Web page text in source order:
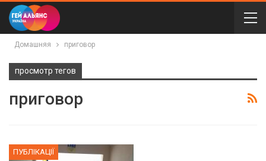
Домашняя приговор
просмотр тегов
приговор
ПУБЛІКАЦІЇ